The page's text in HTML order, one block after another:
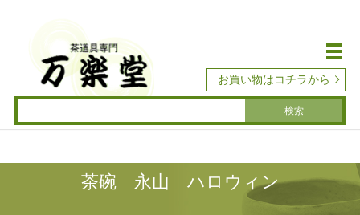
メ
お買い物はコチラから
茶碗 永山 ハロウィン